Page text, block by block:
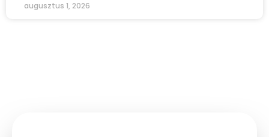
augusztus 1, 2026